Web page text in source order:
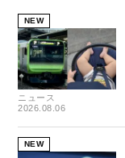
NEW
ニュース
2026.08.06
NEW